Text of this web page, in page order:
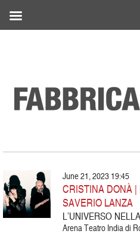
June 21, 2023 19:45
CRISTINA DONÀ
SAVERIO LANZA
L’UNIVERSO
Arena Teatro India di